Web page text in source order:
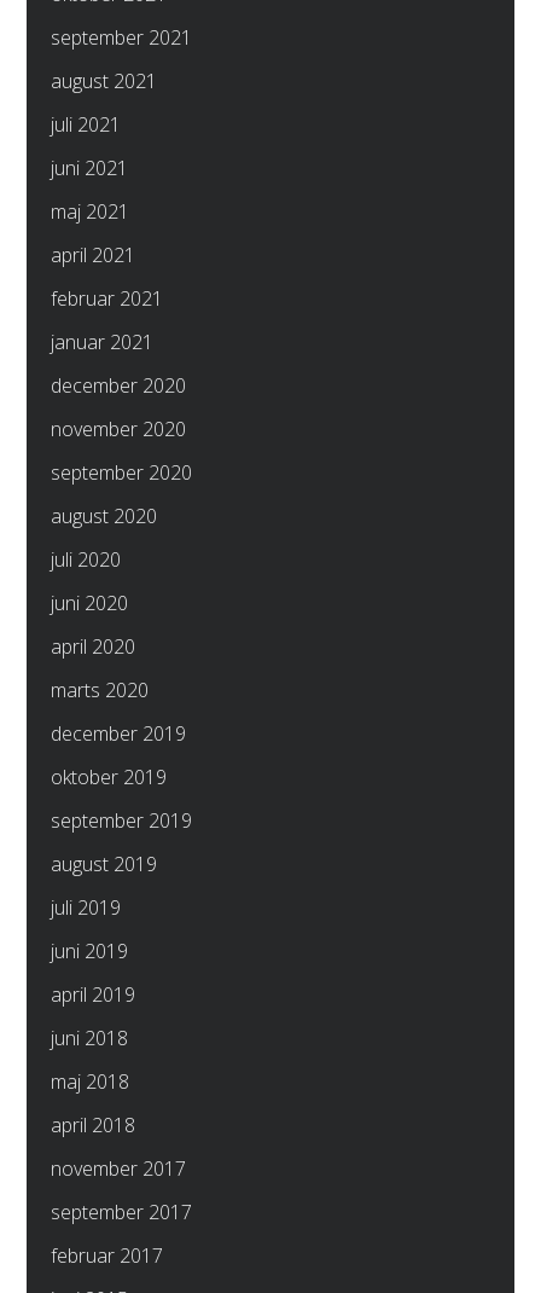
september 2021
august 2021
juli 2021
juni 2021
maj 2021
april 2021
februar 2021
januar 2021
december 2020
november 2020
september 2020
august 2020
juli 2020
juni 2020
april 2020
marts 2020
december 2019
oktober 2019
september 2019
august 2019
juli 2019
juni 2019
april 2019
juni 2018
maj 2018
april 2018
november 2017
september 2017
februar 2017